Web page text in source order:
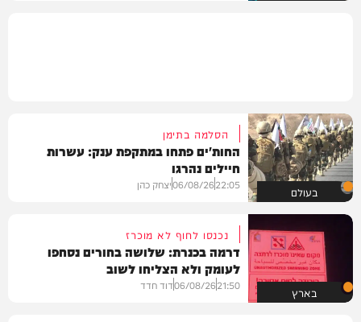
בעולם
הסלמה בתימן
החות'ים פתחו במתקפת ענק: עשרות
חיילים נהרגו
22:05
06/08/26יצחק כהן
בארץ
נכנסו לחוף לא מוכרז
דרמה בכנרת: שלושה בחורים נסחפו
לעומק ולא הצליחו לשוב
21:50
06/08/26דוד חדד